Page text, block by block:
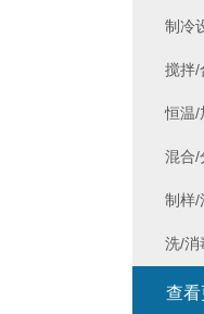
制冷
搅拌/
恒温/
混合/
制样/
洗/消
查看